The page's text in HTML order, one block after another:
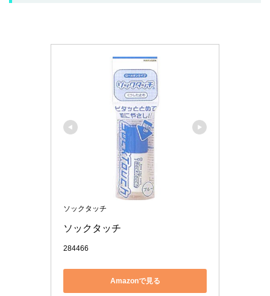
ソックタッチ
ソックタッチ
284466
Amazonで見る